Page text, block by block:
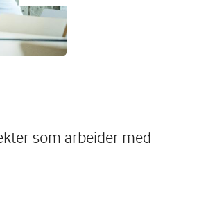
som arbeider med